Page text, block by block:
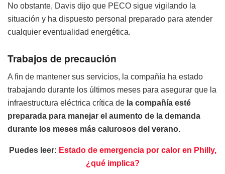
No obstante, Davis dijo que PECO sigue vigilando la
situación y ha dispuesto personal preparado para atender
cualquier eventualidad energética.
Trabajos de precaución
A fin de mantener sus servicios, la compañía ha estado
trabajando durante los últimos meses para asegurar que la
infraestructura eléctrica crítica de la compañía esté
preparada para manejar el aumento de la demanda
durante los meses más calurosos del verano.
Puedes leer: Estado de emergencia por calor en Philly,
¿qué implica?